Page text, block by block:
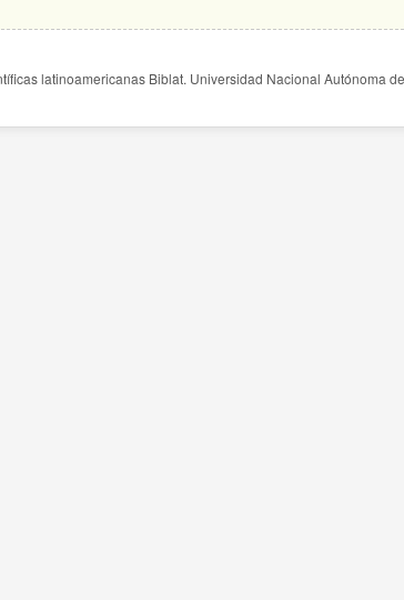
latinoamericanas Biblat. Universidad Nacional Autónoma